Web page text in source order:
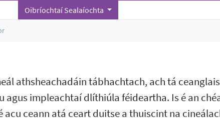
Oibríochtaí Sealaíochta
athsheachadáin tábhachtach, ach tá
agus impleachtaí dlíthiúla féideartha. Is é an
acu ceann atá ceart duitse a thuiscint na